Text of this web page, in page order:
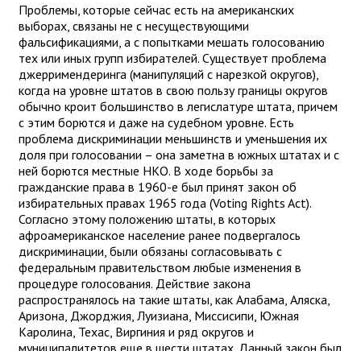
Проблемы, которые сейчас есть на американских
выборах, связаны не с несуществующими
фальсификациями, а с попытками мешать голосованию
тех или иных групп избирателей. Существует проблема
джерримендеринга (манипуляций с нарезкой округов),
когда на уровне штатов в свою пользу границы округов
обычно кроит большинство в легислатуре штата, причем
с этим борются и даже на судебном уровне. Есть
проблема дискриминации меньшинств и уменьшения их
доля при голосовании – она заметна в южных штатах и с
ней борются местные НКО. В ходе борьбы за
гражданские права в 1960-е был принят закон об
избирательных правах 1965 года (Voting Rights Act).
Согласно этому положению штаты, в которых
афроамериканское население ранее подвергалось
дискриминации, были обязаны согласовывать с
федеральным правительством любые изменения в
процедуре голосования. Действие закона
распространялось на такие штаты, как Алабама, Аляска,
Аризона, Джорджия, Луизиана, Миссисипи, Южная
Каролина, Техас, Виргиния и ряд округов и
муниципалитетов еще в шести штатах. Данный закон был